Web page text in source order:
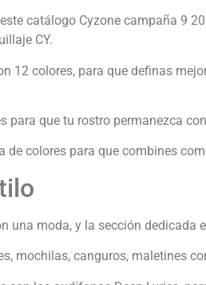
catálogo Cyzone campaña 9
CY.
12 colores, para que definas
para que tu rostro permanezca
de colores para que combines
una moda, y la sección dedicada
mochilas, canguros, maletines